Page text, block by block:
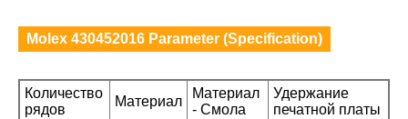
Molex 430452016 Parameter (Specification)
Количество
рядов
Материал
Материал
- Смола
Удержание
печатной платы